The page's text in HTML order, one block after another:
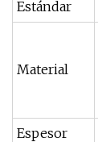
Estándar
Material
Espesor